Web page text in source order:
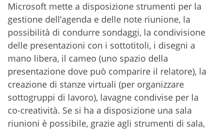
Microsoft mette a disposizione strumenti per la
gestione dell’agenda e delle note riunione, la
possibilità di condurre sondaggi, la condivisione
delle presentazioni con i sottotitoli, i disegni a
mano libera, il cameo (uno spazio della
presentazione dove può comparire il relatore), la
creazione di stanze virtuali (per organizzare
sottogruppi di lavoro), lavagne condivise per la
co-creatività. Se si ha a disposizione una sala
riunioni è possibile, grazie agli strumenti di sala,